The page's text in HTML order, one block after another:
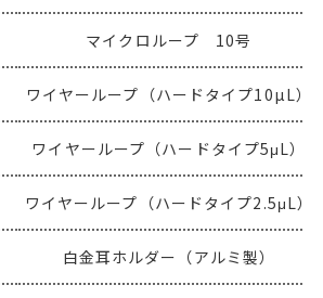
マイクロループ 10号
ワイヤーループ（ハードタイプ10µL）
ワイヤーループ（ハードタイプ5μL）
ワイヤーループ（ハードタイプ2.5μL）
白金耳ホルダー（アルミ製）